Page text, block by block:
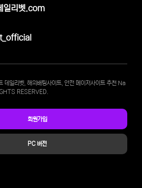
일리벳.com
데일리벳, 해외배팅사이트, 안전 메이저사이트 추천 Na
RESERVED.
회원가입
PC 버전